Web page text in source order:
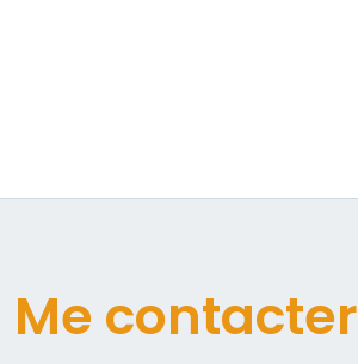
Me contacter